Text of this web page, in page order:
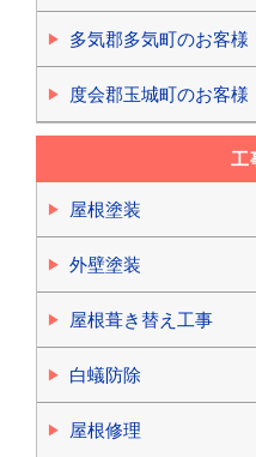
多気郡多気町のお客様
度会郡玉城町のお客様
工
屋根塗装
外壁塗装
屋根葺き替え工事
白蟻防除
屋根修理